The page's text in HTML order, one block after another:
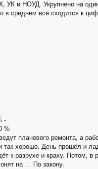
УК и НОУД. Укрупнено на
в среднем всё сходится к
-
%
планового ремонта, а
так хорошо. День прошёл и
к разрухе и краху. Потом, в
на … По закону.